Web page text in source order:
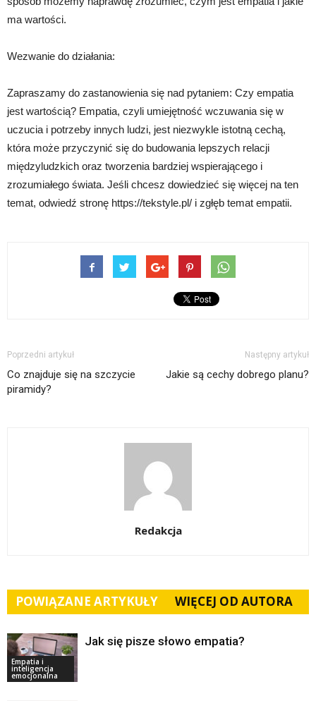
ma wartości.
Wezwanie do działania:
Zapraszamy do zastanowienia się nad pytaniem: Czy empatia
jest wartością? Empatia, czyli umiejętność wczuwania się w
uczucia i potrzeby innych ludzi, jest niezwykle istotną cechą,
która może przyczynić się do budowania lepszych relacji
międzyludzkich oraz tworzenia bardziej wspierającego i
zrozumiałego świata. Jeśli chcesz dowiedzieć się więcej na ten
temat, odwiedź stronę https://tekstyle.pl/ i zgłęb temat empatii.
Poprzedni artykuł
Co znajduje się na szczycie
piramidy?
Następny artykuł
Jakie są cechy dobrego planu?
Redakcja
POWIĄZANE ARTYKUŁY WIĘCEJ OD AUTORA
Empatia i
inteligencja
emocjonalna
Jak się pisze słowo empatia?